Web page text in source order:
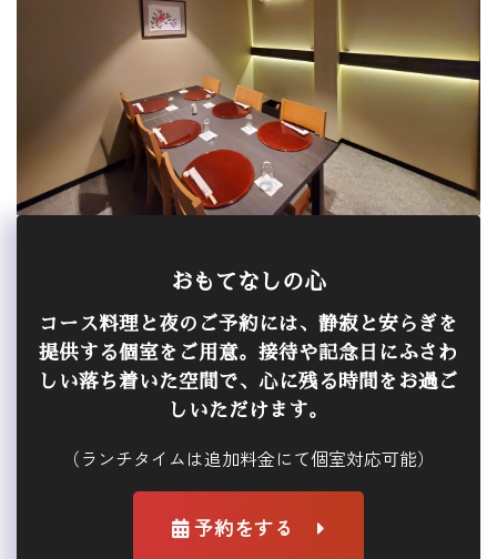
おもてなしの心
コース料理と夜のご予約には、静寂と安らぎを
提供する個室をご用意。接待や記念日にふさわ
しい落ち着いた空間で、心に残る時間をお過ご
しいただけます。
（ランチタイムは追加料金にて個室対応可能）
予約をする